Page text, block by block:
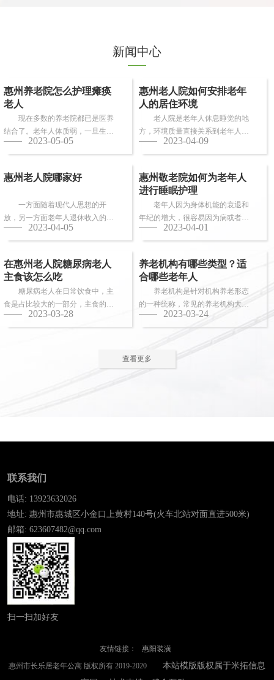
新闻中心
惠州养老院怎么护理瘫痪
老人
现在多数的养老院都已是医养
结合了。老年人体质弱，一旦生
病，多数情况下都会面临卧床修
养，这时候就需...
2023-05-05
惠州老人院如何安排老年
人的居住环境
老人院是老年人休息睡觉的地
方，环境质量直接关系到老年人的
健康长寿。由于老年人适应能力和
抗病能力较...
2023-04-09
惠州老人院哪家好
一方面随着现代人思想的开
放，另一方面老年人退休收入的稳
步上升，选择惠州老人院进行疗养
的老人越来越...
2023-04-05
惠州敬老院如何为老年人
进行睡眠护理
老年人因为身体机能的衰退和
年纪的增大，很容易因为病或者各
种各样的原因导致失眠、多梦，睡
眠质量差等...
2023-04-01
在惠州老人院糖尿病老人
主食该怎么吃
糖尿病老人在日常饮食中，主
食是占比较大的一部分，主食的选
择对控制血糖水平至关重要。那
么，糖尿病老...
2023-03-28
养老机构有哪些类型？适
合哪些老年人
养老机构是针对机构养老形态
的一种统称，常见的养老机构大致
有这些类型：养老社区、老年公
寓、养老院、...
2023-03-24
查看更多
联系我们
电话: 13923632026
地址: 惠州市惠城区小金口上黄村140号(火车北站对面直进500米)
邮箱: 623607482@qq.com
扫一扫加好友
友情链接：
惠阳装潢
惠州市长乐居老年公寓 版权所有 2019-2020
本站模版版权属于米拓信息